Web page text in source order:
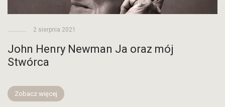
2 sierpnia 2021
John Henry Newman Ja oraz mój
Stwórca
Zobacz więcej